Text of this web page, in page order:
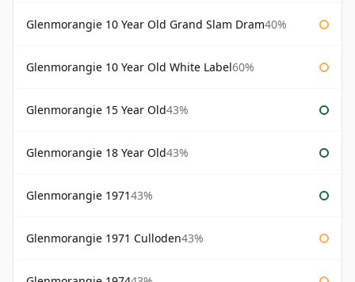
Glenmorangie 10 Year Old Grand Slam Dram40%
Glenmorangie 10 Year Old White Label60%
Glenmorangie 15 Year Old43%
Glenmorangie 18 Year Old43%
Glenmorangie 197143%
Glenmorangie 1971 Culloden43%